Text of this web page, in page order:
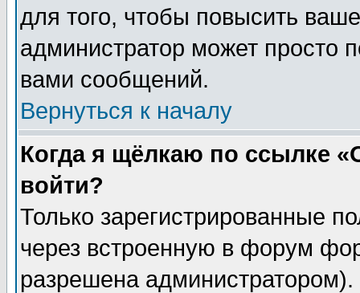
для того, чтобы повысить
администратор может просто
вами сообщений.
Вернуться к началу
Когда я щёлкаю по ссылке
войти?
Только зарегистрированные
через встроенную в форум
разрешена